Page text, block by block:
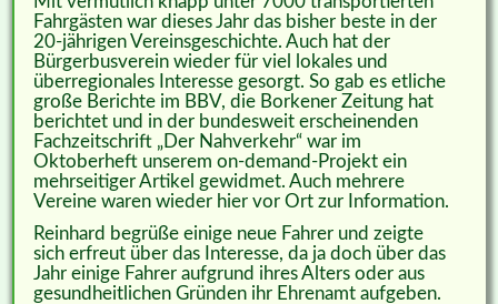
Fahrgästen war dieses Jahr das bisher beste in der
20-jährigen Vereinsgeschichte. Auch hat der
Bürgerbusverein wieder für viel lokales und
überregionales Interesse gesorgt. So gab es etliche
große Berichte im BBV, die Borkener Zeitung hat
berichtet und in der bundesweit erscheinenden
Fachzeitschrift „Der Nahverkehr“ war im
Oktoberheft unserem on-demand-Projekt ein
mehrseitiger Artikel gewidmet. Auch mehrere
Vereine waren wieder hier vor Ort zur Information.
Reinhard begrüße einige neue Fahrer und zeigte
sich erfreut über das Interesse, da ja doch über das
Jahr einige Fahrer aufgrund ihres Alters oder aus
gesundheitlichen Gründen ihr Ehrenamt aufgeben.